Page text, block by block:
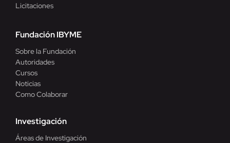
Licitaciones
Fundación IBYME
Sobre la Fundación
Autoridades
Cursos
Noticias
Como Colaborar
Investigación
Áreas de Investigación